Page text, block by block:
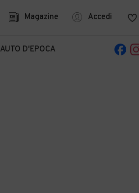
Magazine Accedi
AUTO D'EPOCA